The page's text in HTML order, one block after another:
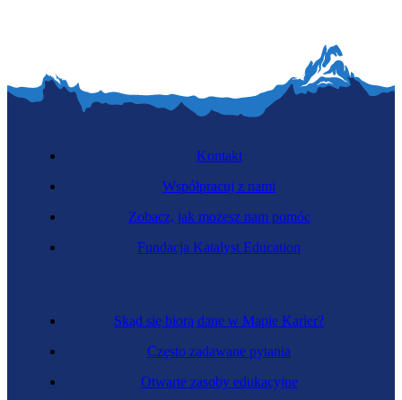
Biotechnolożka
Skąd się biorą dane w Mapie Karier?
Często zadawane pytania
Otwarte zasoby edukacyjne
Kontakt
Współpracuj z nami
Zobacz, jak możesz nam pomóc
Fundacja Katalyst Education